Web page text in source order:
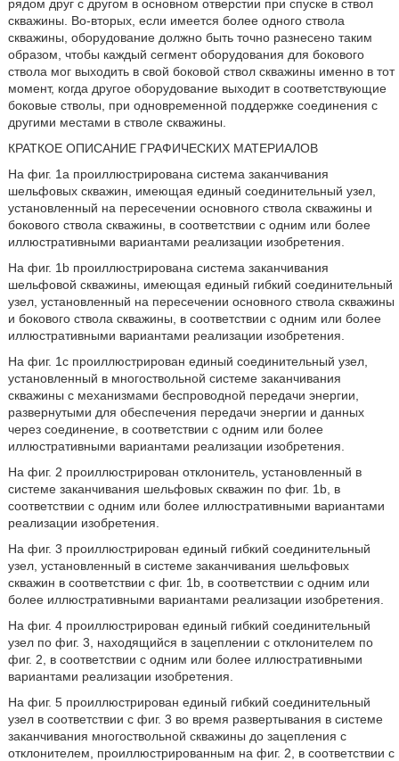
рядом друг с другом в основном отверстии при спуске в ствол
скважины. Во-вторых, если имеется более одного ствола
скважины, оборудование должно быть точно разнесено таким
образом, чтобы каждый сегмент оборудования для бокового
ствола мог выходить в свой боковой ствол скважины именно в тот
момент, когда другое оборудование выходит в соответствующие
боковые стволы, при одновременной поддержке соединения с
другими местами в стволе скважины.
КРАТКОЕ ОПИСАНИЕ ГРАФИЧЕСКИХ МАТЕРИАЛОВ
На фиг. 1a проиллюстрирована система заканчивания
шельфовых скважин, имеющая единый соединительный узел,
установленный на пересечении основного ствола скважины и
бокового ствола скважины, в соответствии с одним или более
иллюстративными вариантами реализации изобретения.
На фиг. 1b проиллюстрирована система заканчивания
шельфовой скважины, имеющая единый гибкий соединительный
узел, установленный на пересечении основного ствола скважины
и бокового ствола скважины, в соответствии с одним или более
иллюстративными вариантами реализации изобретения.
На фиг. 1с проиллюстрирован единый соединительный узел,
установленный в многоствольной системе заканчивания
скважины с механизмами беспроводной передачи энергии,
развернутыми для обеспечения передачи энергии и данных
через соединение, в соответствии с одним или более
иллюстративными вариантами реализации изобретения.
На фиг. 2 проиллюстрирован отклонитель, установленный в
системе заканчивания шельфовых скважин по фиг. 1b, в
соответствии с одним или более иллюстративными вариантами
реализации изобретения.
На фиг. 3 проиллюстрирован единый гибкий соединительный
узел, установленный в системе заканчивания шельфовых
скважин в соответствии с фиг. 1b, в соответствии с одним или
более иллюстративными вариантами реализации изобретения.
На фиг. 4 проиллюстрирован единый гибкий соединительный
узел по фиг. 3, находящийся в зацеплении с отклонителем по
фиг. 2, в соответствии с одним или более иллюстративными
вариантами реализации изобретения.
На фиг. 5 проиллюстрирован единый гибкий соединительный
узел в соответствии с фиг. 3 во время развертывания в системе
заканчивания многоствольной скважины до зацепления с
отклонителем, проиллюстрированным на фиг. 2, в соответствии с